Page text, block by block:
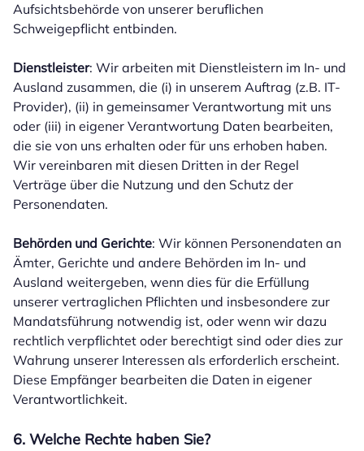
Aufsichtsbehörde von unserer beruflichen
Schweigepflicht entbinden.
Dienstleister: Wir arbeiten mit Dienstleistern im In- und
Ausland zusammen, die (i) in unserem Auftrag (z.B. IT-
Provider), (ii) in gemeinsamer Verantwortung mit uns
oder (iii) in eigener Verantwortung Daten bearbeiten,
die sie von uns erhalten oder für uns erhoben haben.
Wir vereinbaren mit diesen Dritten in der Regel
Verträge über die Nutzung und den Schutz der
Personendaten.
Behörden und Gerichte: Wir können Personendaten an
Ämter, Gerichte und andere Behörden im In- und
Ausland weitergeben, wenn dies für die Erfüllung
unserer vertraglichen Pflichten und insbesondere zur
Mandatsführung notwendig ist, oder wenn wir dazu
rechtlich verpflichtet oder berechtigt sind oder dies zur
Wahrung unserer Interessen als erforderlich erscheint.
Diese Empfänger bearbeiten die Daten in eigener
Verantwortlichkeit.
6. Welche Rechte haben Sie?